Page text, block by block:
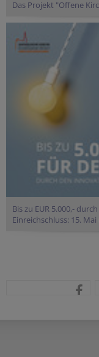
Das Projekt "Offene
Bis zu EUR 5.000,-
Einreichschluss: 15.